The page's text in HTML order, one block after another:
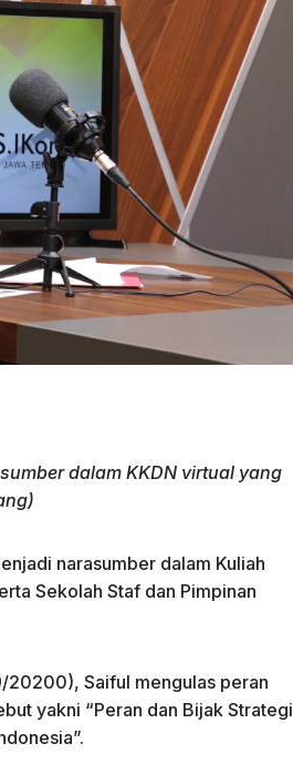
dalam KKDN virtual yang
narasumber dalam Kuliah
Sekolah Staf dan Pimpinan
20200), Saiful mengulas peran
yakni “Peran dan Bijak Strategi